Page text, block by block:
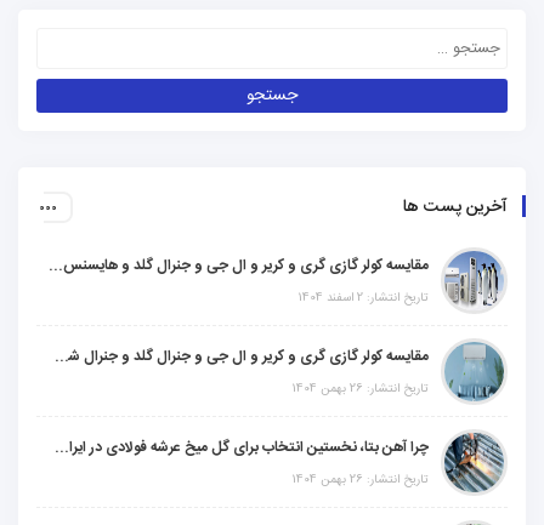
آخرین پست ها
مقایسه کولر گازی گری و کریر و ال جی و جنرال گلد و هایسنس و مدیا و اجنرال
تاریخ انتشار: 2 اسفند 1404
مقایسه کولر گازی گری و کریر و ال جی و جنرال گلد و جنرال شکار و سامسونگ و یونیوا
تاریخ انتشار: 26 بهمن 1404
چرا آهن بتا، نخستین انتخاب برای گل میخ عرشه فولادی در ایران است؟
تاریخ انتشار: 26 بهمن 1404